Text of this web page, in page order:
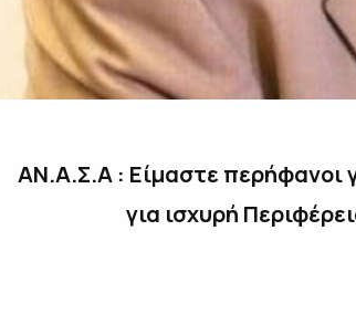
ΑΝ.Α.Σ.Α : Είμαστε περήφανοι
για ισχυρή